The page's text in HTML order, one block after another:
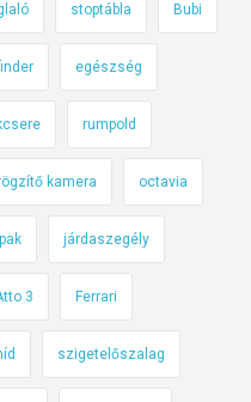
stoptábla Bubi
egészség
rumpold
kamera octavia
járdaszegély
3 Ferrari
szigetelőszalag